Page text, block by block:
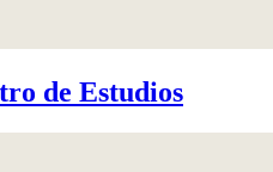
de Estudios